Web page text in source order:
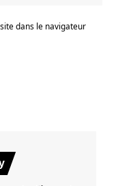
dans le navigateur